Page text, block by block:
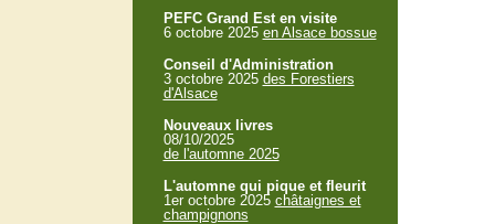
PEFC Grand Est en visite
6 octobre 2025 en Alsace bossue
Conseil d'Administration
3 octobre 2025 des Forestiers
d'Alsace
Nouveaux livres
08/10/2025
de l'automne 2025
L'automne qui pique et fleurit
1er octobre 2025 châtaignes et
champignons